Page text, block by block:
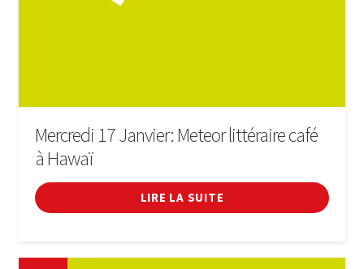
Mercredi 17 Janvier: Meteor littéraire café
à Hawaï
LIRE LA SUITE